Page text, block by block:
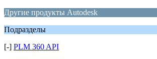
Другие продукты Autodesk
Подразделы
[-] PLM 360 API